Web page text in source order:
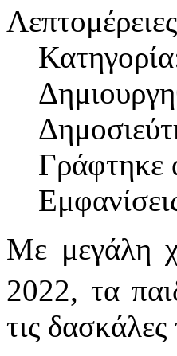
Λεπτομέρειες
Γράφτηκε
Με μεγάλη
2022, τα
τις δασκάλες